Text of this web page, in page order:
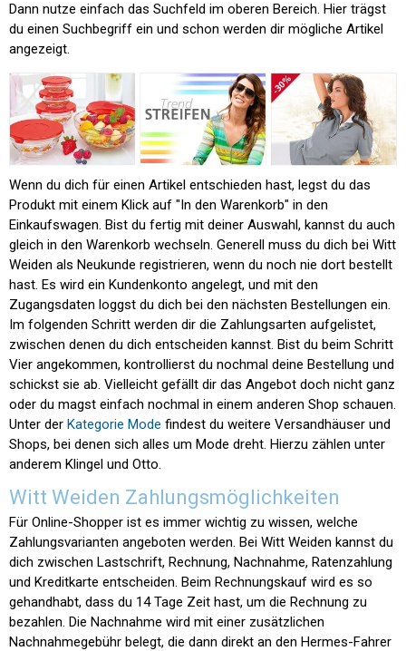
Dann nutze einfach das Suchfeld im oberen Bereich. Hier trägst
du einen Suchbegriff ein und schon werden dir mögliche Artikel
angezeigt.
Wenn du dich für einen Artikel entschieden hast, legst du das
Produkt mit einem Klick auf "In den Warenkorb" in den
Einkaufswagen. Bist du fertig mit deiner Auswahl, kannst du auch
gleich in den Warenkorb wechseln. Generell muss du dich bei Witt
Weiden als Neukunde registrieren, wenn du noch nie dort bestellt
hast. Es wird ein Kundenkonto angelegt, und mit den
Zugangsdaten loggst du dich bei den nächsten Bestellungen ein.
Im folgenden Schritt werden dir die Zahlungsarten aufgelistet,
zwischen denen du dich entscheiden kannst. Bist du beim Schritt
Vier angekommen, kontrollierst du nochmal deine Bestellung und
schickst sie ab. Vielleicht gefällt dir das Angebot doch nicht ganz
oder du magst einfach nochmal in einem anderen Shop schauen.
Unter der Kategorie Mode findest du weitere Versandhäuser und
Shops, bei denen sich alles um Mode dreht. Hierzu zählen unter
anderem Klingel und Otto.
Witt Weiden Zahlungsmöglichkeiten
Für Online-Shopper ist es immer wichtig zu wissen, welche
Zahlungsvarianten angeboten werden. Bei Witt Weiden kannst du
dich zwischen Lastschrift, Rechnung, Nachnahme, Ratenzahlung
und Kreditkarte entscheiden. Beim Rechnungskauf wird es so
gehandhabt, dass du 14 Tage Zeit hast, um die Rechnung zu
bezahlen. Die Nachnahme wird mit einer zusätzlichen
Nachnahmegebühr belegt, die dann direkt an den Hermes-Fahrer